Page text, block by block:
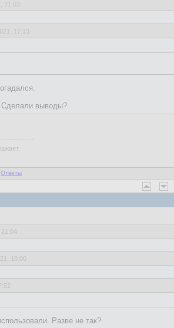
21:03
17:13
выводы?
Ответы
21:04
18:00
Разве не так?